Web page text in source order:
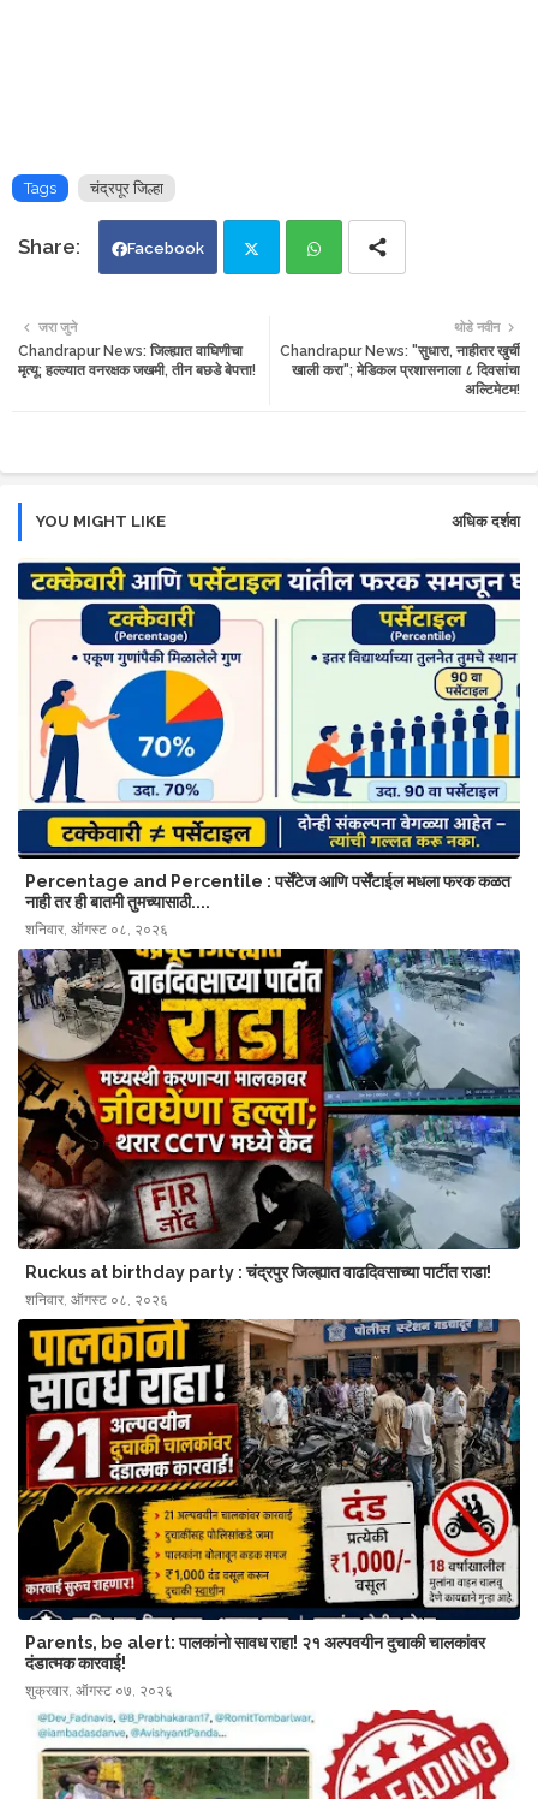
Tags चंद्रपूर जिल्हा
Facebook
tte ats
थोडे नवीन
Chandrapur News: "सुधारा, नाहीतर खुर्ची
खाली करा"; मेडिकल प्रशासनाला ८ दिवसांचा
अल्टिमेटम!
जरा जुने
Chandrapur News: जिल्ह्यात वाघिणीचा
मृत्यू; हल्ल्यात वनरक्षक जखमी, तीन बछडे बेपत्ता!
YOU MIGHT LIKE अधिक दर्शवा
Percentage and Percentile : पर्सेंटेज आणि पर्सेंटाईल मधला फरक कळत
नाही तर ही बातमी तुमच्यासाठी....
शनिवार, ऑगस्ट ०८, २०२६
Ruckus at birthday party : चंद्रपुर जिल्ह्यात‌ वाढदिवसाच्या पार्टीत राडा!
शनिवार, ऑगस्ट ०८, २०२६
Parents, be alert: पालकांनो सावध राहा! २१ अल्पवयीन दुचाकी चालकांवर
दंडात्मक कारवाई!
शुक्रवार, ऑगस्ट ०७, २०२६